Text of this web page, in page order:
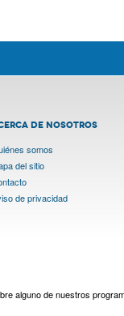
DE NOSOTROS
somos
del sitio
de privacidad
alguno de nuestros